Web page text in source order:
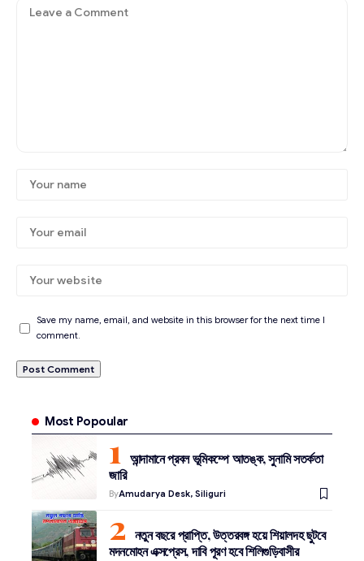
Save my name, email, and website in this browser for the next time I
comment.
Most Popoular
আন্দামানে প্রবল ভূমিকম্পে আতঙ্ক, সুনামি সতর্কতা
জারি
ByAmudarya Desk, Siliguri
নতুন বছরে প্রাপ্তি, উত্তরবঙ্গ হয়ে শিয়ালদহ ছুটবে
মদনমোহন এক্সপ্রেস, দাবি পূরণ হবে শিলিগুড়িবাসীর